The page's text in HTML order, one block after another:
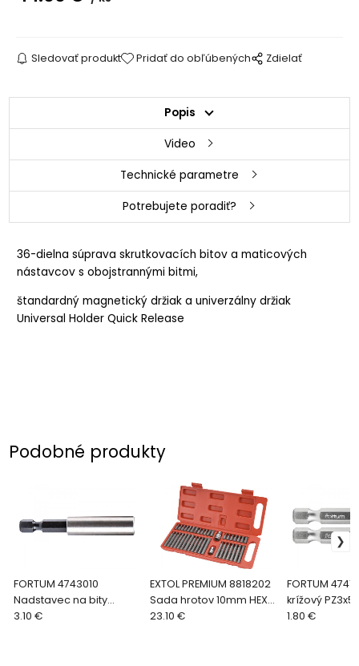
Sledovať produkt Pridať do obľúbených Zdielať
Popis
Video
Technické parametre
Potrebujete poradiť?
36-dielna súprava skrutkovacích bitov a maticových
nástavcov s obojstrannými bitmi,
štandardný magnetický držiak a univerzálny držiak
Universal Holder Quick Release
Podobné produkty
FORTUM 4743010
Nadstavec na bity
magnetický 1/4''x60mm
3.10 €
EXTOL PREMIUM 8818202
Sada hrotov 10mm HEX-
TORX-XZN
23.10 €
FORTUM
krížový
S2
1.80 €